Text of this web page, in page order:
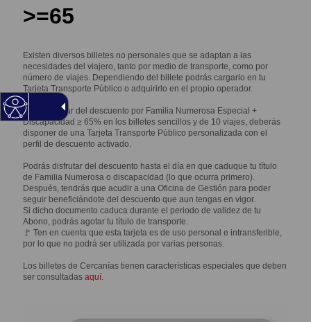
>=65
Existen diversos billetes no personales que se adaptan a las
necesidades del viajero, tanto por medio de transporte, como por
número de viajes. Dependiendo del billete podrás cargarlo en tu
Tarjeta Transporte Público o adquirirlo en el propio operador.
Para disfrutar del descuento por Familia Numerosa Especial +
Discapacidad ≥ 65% en los billetes sencillos y de 10 viajes, deberás
disponer de una Tarjeta Transporte Público personalizada con el
perfil de descuento activado.
Podrás disfrutar del descuento hasta el día en que caduque tu título
de Familia Numerosa o discapacidad (lo que ocurra primero).
Después, tendrás que acudir a una Oficina de Gestión para poder
seguir beneficiándote del descuento que aun tengas en vigor.
Si dicho documento caduca durante el periodo de validez de tu
Abono, podrás agotar tu título de transporte.
🚩 Ten en cuenta que esta tarjeta es de uso personal e intransferible,
por lo que no podrá ser utilizada por varias personas.
Los billetes de Cercanías tienen características especiales que deben
ser consultadasaquí.